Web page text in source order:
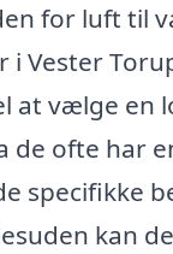
for luft til
i Vester
at vælge en
de ofte har
specifikke
kan